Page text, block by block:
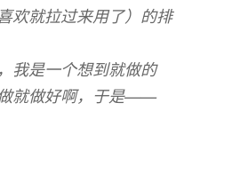
欢就拉过来用了）的排
我是一个想到就做的
就做好啊，于是——